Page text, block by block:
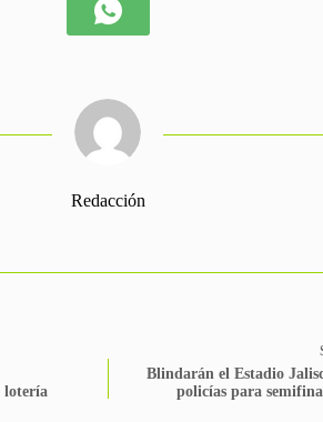
Redacción
lotería
Blindarán el Estadio
policías para